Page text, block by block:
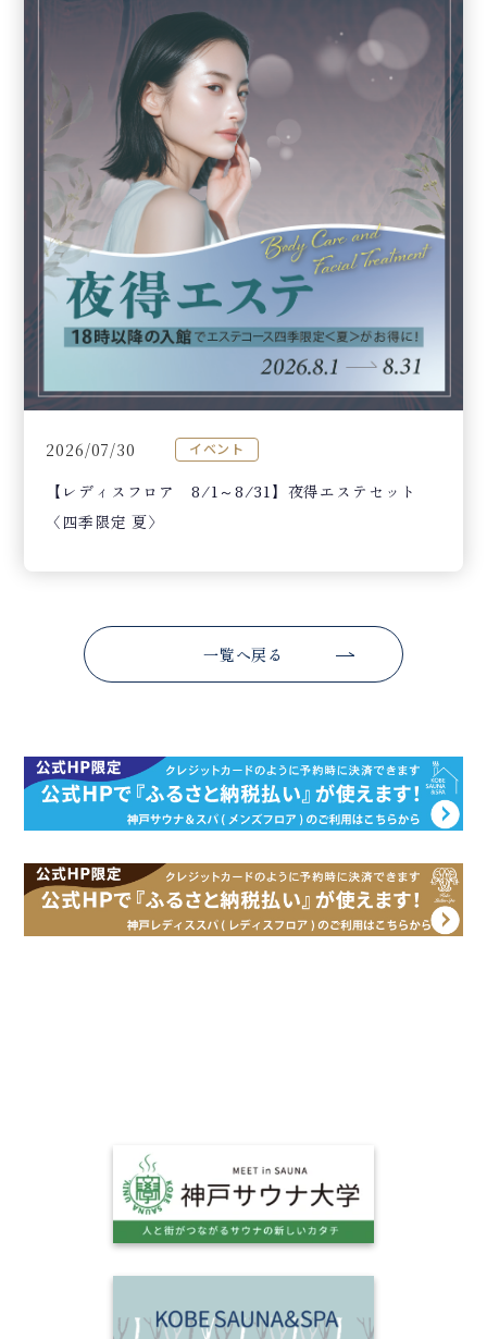
2026/07/30 イベント
【レディスフロア 8/1～8/31】夜得エステセット
〈四季限定 夏〉
一覧へ戻る